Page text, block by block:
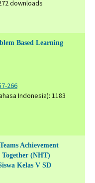
downloads
Based Learning
266
Indonesia): 1183
Achievement
(NHT)
Kelas V SD